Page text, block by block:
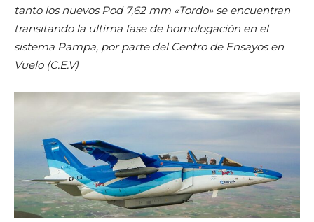
tanto los nuevos Pod 7,62 mm «Tordo» se encuentran
transitando la ultima fase de homologación en el
sistema Pampa, por parte del Centro de Ensayos en
Vuelo (C.E.V)